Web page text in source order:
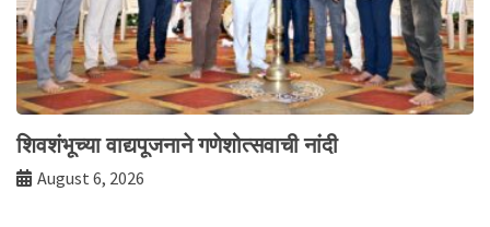
शिवशंभूच्या वाद्यपूजनाने गणेशोत्सवाची नांदी
August 6, 2026